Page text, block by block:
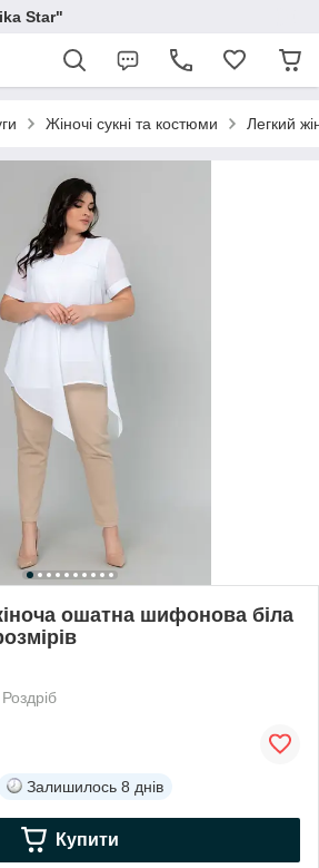
Star"
Жіночі сукні та костюми Легкий
ошатна шифонова біла
Роздріб
Залишилось 8 днів
Купити